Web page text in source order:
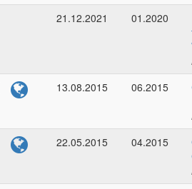
21.12.2021
01.2020
13.08.2015
06.2015
22.05.2015
04.2015